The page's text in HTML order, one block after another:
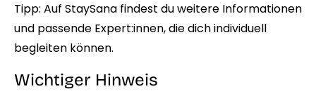
Tipp: Auf StaySana findest du weitere Informationen
und passende Expert:innen, die dich individuell
begleiten können.
Wichtiger Hinweis